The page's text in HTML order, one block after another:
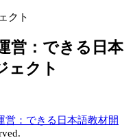
クト
営：できる日本
ェクト
：できる日本語教材開